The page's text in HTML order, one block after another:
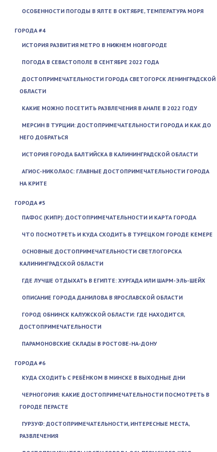
ОСОБЕННОСТИ ПОГОДЫ В ЯЛТЕ В ОКТЯБРЕ, ТЕМПЕРАТУРА МОРЯ
ГОРОДА #4
ИСТОРИЯ РАЗВИТИЯ МЕТРО В НИЖНЕМ НОВГОРОДЕ
ПОГОДА В СЕВАСТОПОЛЕ В СЕНТЯБРЕ 2022 ГОДА
ДОСТОПРИМЕЧАТЕЛЬНОСТИ ГОРОДА СВЕТОГОРСК ЛЕНИНГРАДСКОЙ
ОБЛАСТИ
КАКИЕ МОЖНО ПОСЕТИТЬ РАЗВЛЕЧЕНИЯ В АНАПЕ В 2022 ГОДУ
МЕРСИН В ТУРЦИИ: ДОСТОПРИМЕЧАТЕЛЬНОСТИ ГОРОДА И КАК ДО
НЕГО ДОБРАТЬСЯ
ИСТОРИЯ ГОРОДА БАЛТИЙСКА В КАЛИНИНГРАДСКОЙ ОБЛАСТИ
АГИОС-НИКОЛАОС: ГЛАВНЫЕ ДОСТОПРИМЕЧАТЕЛЬНОСТИ ГОРОДА
НА КРИТЕ
ГОРОДА #5
ПАФОС (КИПР): ДОСТОПРИМЕЧАТЕЛЬНОСТИ И КАРТА ГОРОДА
ЧТО ПОСМОТРЕТЬ И КУДА СХОДИТЬ В ТУРЕЦКОМ ГОРОДЕ КЕМЕРЕ
ОСНОВНЫЕ ДОСТОПРИМЕЧАТЕЛЬНОСТИ СВЕТЛОГОРСКА
КАЛИНИНГРАДСКОЙ ОБЛАСТИ
ГДЕ ЛУЧШЕ ОТДЫХАТЬ В ЕГИПТЕ: ХУРГАДА ИЛИ ШАРМ-ЭЛЬ-ШЕЙХ
ОПИСАНИЕ ГОРОДА ДАНИЛОВА В ЯРОСЛАВСКОЙ ОБЛАСТИ
ГОРОД ОБНИНСК КАЛУЖСКОЙ ОБЛАСТИ: ГДЕ НАХОДИТСЯ,
ДОСТОПРИМЕЧАТЕЛЬНОСТИ
ПАРАМОНОВСКИЕ СКЛАДЫ В РОСТОВЕ-НА-ДОНУ
ГОРОДА #6
КУДА СХОДИТЬ С РЕБЁНКОМ В МИНСКЕ В ВЫХОДНЫЕ ДНИ
ЧЕРНОГОРИЯ: КАКИЕ ДОСТОПРИМЕЧАТЕЛЬНОСТИ ПОСМОТРЕТЬ В
ГОРОДЕ ПЕРАСТЕ
ГУРЗУФ: ДОСТОПРИМЕЧАТЕЛЬНОСТИ, ИНТЕРЕСНЫЕ МЕСТА,
РАЗВЛЕЧЕНИЯ